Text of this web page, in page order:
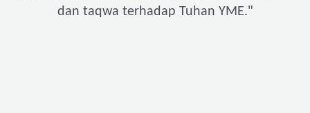
dan taqwa terhadap Tuhan YME."